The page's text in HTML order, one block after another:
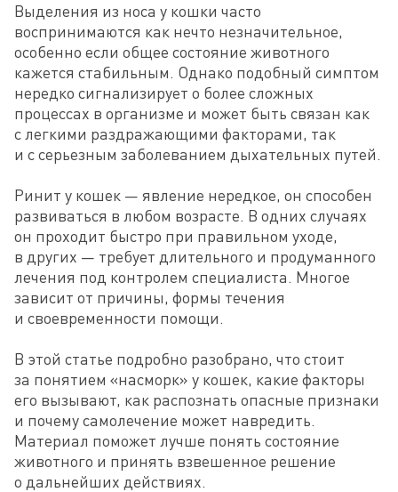
Выделения из носа у кошки часто
воспринимаются как нечто незначительное,
особенно если общее состояние животного
кажется стабильным. Однако подобный симптом
нередко сигнализирует о более сложных
процессах в организме и может быть связан как
с легкими раздражающими факторами, так
и с серьезным заболеванием дыхательных путей.
Ринит у кошек — явление нередкое, он способен
развиваться в любом возрасте. В одних случаях
он проходит быстро при правильном уходе,
в других — требует длительного и продуманного
лечения под контролем специалиста. Многое
зависит от причины, формы течения
и своевременности помощи.
В этой статье подробно разобрано, что стоит
за понятием «насморк» у кошек, какие факторы
его вызывают, как распознать опасные признаки
и почему самолечение может навредить.
Материал поможет лучше понять состояние
животного и принять взвешенное решение
о дальнейших действиях.